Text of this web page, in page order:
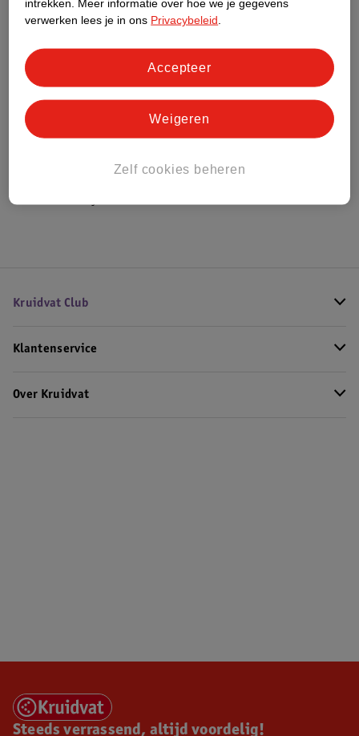
Bestel & Bezorginformatie
Bekijk ook
Alle Thermometers
Hoe controleren wij de reviews?
Kruidvat Club
Klantenservice
Over Kruidvat
Steeds verrassend, altijd voordelig!
intrekken.
Meer informatie over hoe we je gegevens
verwerken lees je in ons Privacybeleid
Zelf cookies beheren
Weigeren
Accepteer